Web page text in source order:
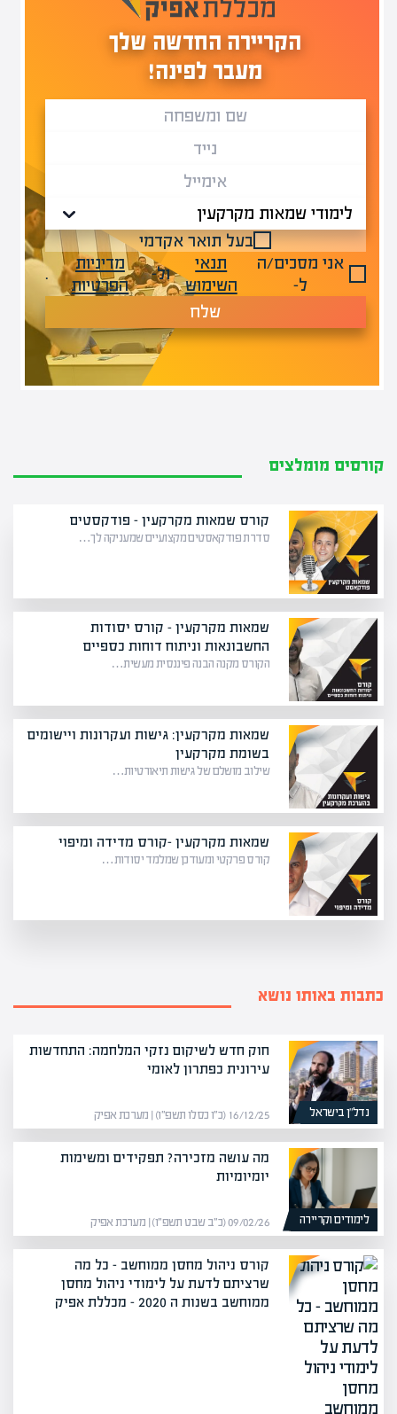
הקריירה החדשה שלך
מעבר לפינה!
בעל תואר אקדמי
אני מסכים/ה
ל-
תנאי
השימוש
ול-
מדיניות
הפרטיות
.
שלח
קורסים מומלצים
קורס שמאות מקרקעין – פודקסטים
סדרת פודקאסטים מקצועיים שמעניקה לך…
שמאות מקרקעין – קורס יסודות
החשבונאות וניתוח דוחות כספיים
הקורס מקנה הבנה פיננסית מעשית…
שמאות מקרקעין: גישות ועקרונות ויישומים
בשומת מקרקעין
שילוב מושלם של גישות תיאורטיות…
שמאות מקרקעין -קורס מדידה ומיפוי
קורס פרקטי ומעודכן שמלמד יסודות…
כתבות באותו נושא
נדל”ן בישראל
חוק חדש לשיקום נזקי המלחמה: התחדשות
עירונית כפתרון לאומי
16/12/25 (כ״ו כסלו תשפ״ו) | מערכת אפיק
לימודים וקריירה
מה עושה מזכירה? תפקידים ומשימות
יומיומיות
09/02/26 (כ״ב שבט תשפ״ו) | מערכת אפיק
קורס ניהול מחסן ממוחשב – כל מה
שרציתם לדעת על לימודי ניהול מחסן
ממוחשב בשנות ה 2020 – מכללת אפיק